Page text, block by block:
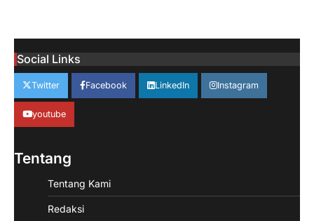
Social Links
Twitter Facebook LinkedIn Instagram
youtube
Tentang
Tentang Kami
Redaksi